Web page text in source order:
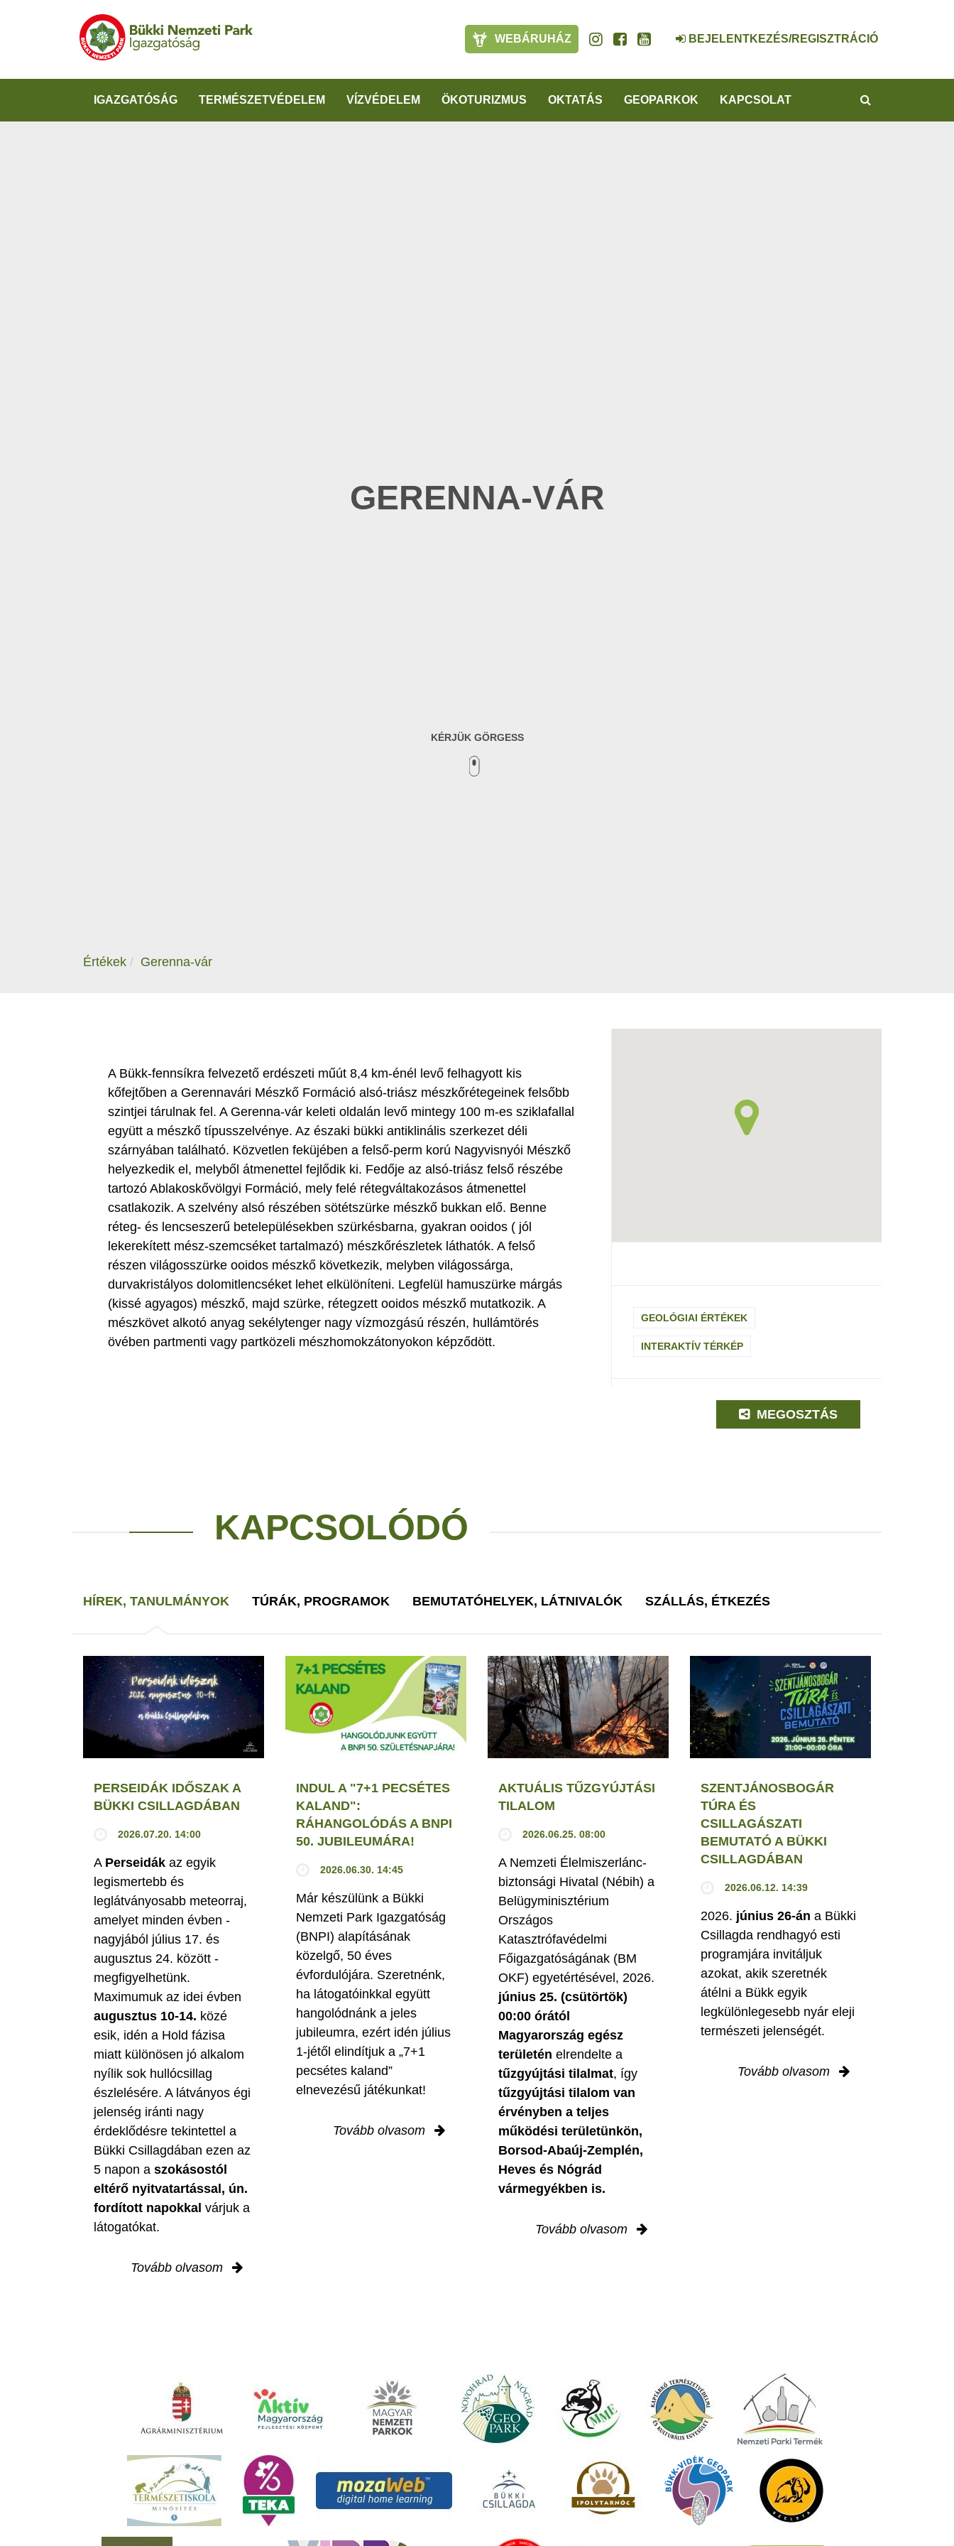
WEBÁRUHÁZ BEJELENTKEZÉS/REGISZTRÁCIÓ
IGAZGATÓSÁG TERMÉSZETVÉDELEM VÍZVÉDELEM ÖKOTURIZMUS OKTATÁS GEOPARKOK KAPCSOLAT
GERENNA-VÁR
KÉRJÜK GÖRGESS
Értékek Gerenna-vár
A Bükk-fennsíkra felvezető erdészeti műút 8,4 km-énél levő felhagyott kis
kőfejtőben a Gerennavári Mészkő Formáció alsó-triász mészkőrétegeinek felsőbb
szintjei tárulnak fel. A Gerenna-vár keleti oldalán levő mintegy 100 m-es sziklafallal
együtt a mészkő típusszelvénye. Az északi bükki antiklinális szerkezet déli
szárnyában található. Közvetlen feküjében a felső-perm korú Nagyvisnyói Mészkő
helyezkedik el, melyből átmenettel fejlődik ki. Fedője az alsó-triász felső részébe
tartozó Ablakoskővölgyi Formáció, mely felé rétegváltakozásos átmenettel
csatlakozik. A szelvény alsó részében sötétszürke mészkő bukkan elő. Benne
réteg- és lencseszerű betelepülésekben szürkésbarna, gyakran ooidos ( jól
lekerekített mész-szemcséket tartalmazó) mészkőrészletek láthatók. A felső
részen világosszürke ooidos mészkő következik, melyben világossárga,
durvakristályos dolomitlencséket lehet elkülöníteni. Legfelül hamuszürke márgás
(kissé agyagos) mészkő, majd szürke, rétegzett ooidos mészkő mutatkozik. A
mészkövet alkotó anyag sekélytenger nagy vízmozgású részén, hullámtörés
övében partmenti vagy partközeli mészhomokzátonyokon képződött.
GEOLÓGIAI ÉRTÉKEK
INTERAKTÍV TÉRKÉP
MEGOSZTÁS
KAPCSOLÓDÓ
HÍREK, TANULMÁNYOK TÚRÁK, PROGRAMOK BEMUTATÓHELYEK, LÁTNIVALÓK SZÁLLÁS, ÉTKEZÉS
PERSEIDÁK IDŐSZAK A
BÜKKI CSILLAGDÁBAN
2026.07.20. 14:00
A Perseidák az egyik
legismertebb és
leglátványosabb meteorraj,
amelyet minden évben -
nagyjából július 17. és
augusztus 24. között -
megfigyelhetünk.
Maximumuk az idei évben
augusztus 10-14. közé
esik, idén a Hold fázisa
miatt különösen jó alkalom
nyílik sok hullócsillag
észlelésére. A látványos égi
jelenség iránti nagy
érdeklődésre tekintettel a
Bükki Csillagdában ezen az
5 napon a szokásostól
eltérő nyitvatartással, ún.
fordított napokkal várjuk a
látogatókat.
Tovább olvasom
INDUL A "7+1 PECSÉTES
KALAND":
RÁHANGOLÓDÁS A BNPI
50. JUBILEUMÁRA!
2026.06.30. 14:45
Már készülünk a Bükki
Nemzeti Park Igazgatóság
(BNPI) alapításának
közelgő, 50 éves
évfordulójára. Szeretnénk,
ha látogatóinkkal együtt
hangolódnánk a jeles
jubileumra, ezért idén július
1-jétől elindítjuk a „7+1
pecsétes kaland”
elnevezésű játékunkat!
Tovább olvasom
AKTUÁLIS TŰZGYÚJTÁSI
TILALOM
2026.06.25. 08:00
A Nemzeti Élelmiszerlánc-
biztonsági Hivatal (Nébih) a
Belügyminisztérium
Országos
Katasztrófavédelmi
Főigazgatóságának (BM
OKF) egyetértésével, 2026.
június 25. (csütörtök)
00:00 órától
Magyarország egész
területén elrendelte a
tűzgyújtási tilalmat, így
tűzgyújtási tilalom van
érvényben a teljes
működési területünkön,
Borsod-Abaúj-Zemplén,
Heves és Nógrád
vármegyékben is.
Tovább olvasom
SZENTJÁNOSBOGÁR
TÚRA ÉS
CSILLAGÁSZATI
BEMUTATÓ A BÜKKI
CSILLAGDÁBAN
2026.06.12. 14:39
2026. június 26-án a Bükki
Csillagda rendhagyó esti
programjára invitáljuk
azokat, akik szeretnék
átélni a Bükk egyik
legkülönlegesebb nyár eleji
természeti jelenségét.
Tovább olvasom